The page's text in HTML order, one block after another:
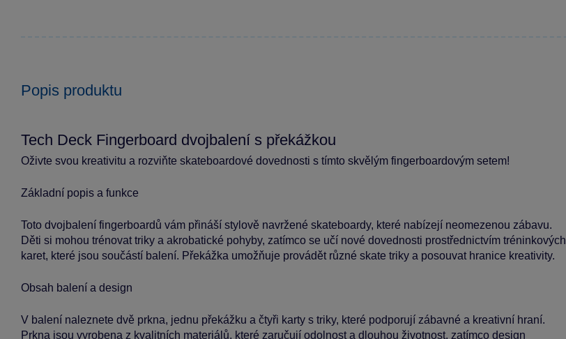
Popis produktu
Tech Deck Fingerboard dvojbalení s překážkou
Oživte svou kreativitu a rozviňte skateboardové dovednosti s tímto skvělým fingerboardovým setem!
Základní popis a funkce
Toto dvojbalení fingerboardů vám přináší stylově navržené skateboardy, které nabízejí neomezenou zábavu.
Děti si mohou trénovat triky a akrobatické pohyby, zatímco se učí nové dovednosti prostřednictvím tréninkových
karet, které jsou součástí balení. Překážka umožňuje provádět různé skate triky a posouvat hranice kreativity.
Obsah balení a design
V balení naleznete dvě prkna, jednu překážku a čtyři karty s triky, které podporují zábavné a kreativní hraní.
Prkna jsou vyrobena z kvalitních materiálů, které zaručují odolnost a dlouhou životnost, zatímco design